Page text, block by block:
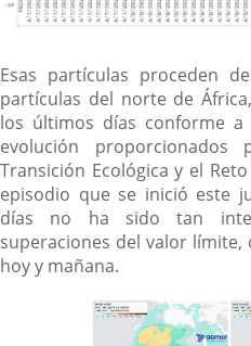
Esas partículas proceden
partículas del norte de
los últimos días conforme
evolución
Transición Ecológica y el
episodio que se inició este
días no ha sido tan
superaciones del valor
hoy y mañana.